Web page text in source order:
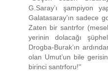
G.Saray’ı şampiyon
Galatasaray’ın sadece
Zaten bir santrfor
yerinin dolacağı
Drogba-Burak’ın
olan Umut’un bile
birinci santrforu!''